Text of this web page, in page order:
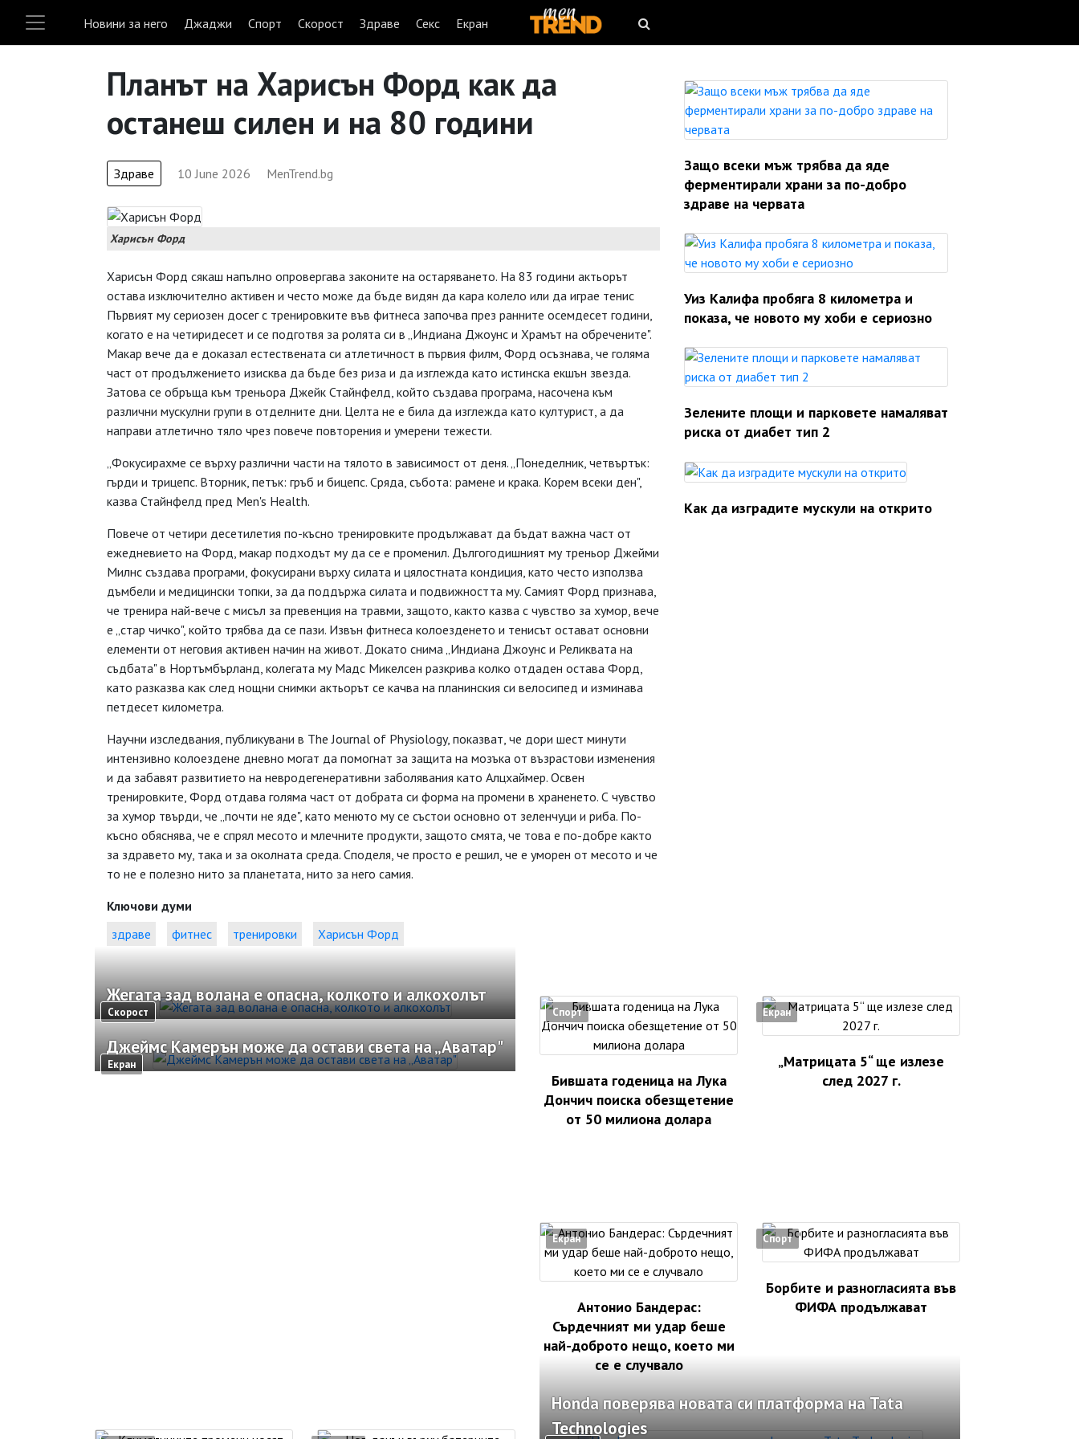
Новини за него Джаджи Спорт Скорост Здраве Секс Екран
Планът на Харисън Форд как да
останеш силен и на 80 години
Здраве 10 June 2026 MenTrend.bg
Харисън Форд
Харисън Форд сякаш напълно опровергава законите на остаряването. На 83 години актьорът
остава изключително активен и често може да бъде видян да кара колело или да играе тенис
Първият му сериозен досег с тренировките във фитнеса започва през ранните осемдесет години,
когато е на четиридесет и се подготвя за ролята си в „Индиана Джоунс и Храмът на обречените".
Макар вече да е доказал естествената си атлетичност в първия филм, Форд осъзнава, че голяма
част от продължението изисква да бъде без риза и да изглежда като истинска екшън звезда.
Затова се обръща към треньора Джейк Стайнфелд, който създава програма, насочена към
различни мускулни групи в отделните дни. Целта не е била да изглежда като културист, а да
направи атлетично тяло чрез повече повторения и умерени тежести.
„Фокусирахме се върху различни части на тялото в зависимост от деня. „Понеделник, четвъртък:
гърди и трицепс. Вторник, петък: гръб и бицепс. Сряда, събота: рамене и крака. Корем всеки ден",
казва Стайнфелд пред Men's Health.
Повече от четири десетилетия по-късно тренировките продължават да бъдат важна част от
ежедневието на Форд, макар подходът му да се е променил. Дългогодишният му треньор Джейми
Милнс създава програми, фокусирани върху силата и цялостната кондиция, като често използва
дъмбели и медицински топки, за да поддържа силата и подвижността му. Самият Форд признава,
че тренира най-вече с мисъл за превенция на травми, защото, както казва с чувство за хумор, вече
е „стар чичко", който трябва да се пази. Извън фитнеса колоезденето и тенисът остават основни
елементи от неговия активен начин на живот. Докато снима „Индиана Джоунс и Реликвата на
съдбата" в Нортъмбърланд, колегата му Мадс Микелсен разкрива колко отдаден остава Форд,
като разказва как след нощни снимки актьорът се качва на планинския си велосипед и изминава
петдесет километра.
Научни изследвания, публикувани в The Journal of Physiology, показват, че дори шест минути
интензивно колоездене дневно могат да помогнат за защита на мозъка от възрастови изменения
и да забавят развитието на невродегенеративни заболявания като Алцхаймер. Освен
тренировките, Форд отдава голяма част от добрата си форма на промени в храненето. С чувство
за хумор твърди, че „почти не яде", като менюто му се състои основно от зеленчуци и риба. По-
късно обяснява, че е спрял месото и млечните продукти, защото смята, че това е по-добре както
за здравето му, така и за околната среда. Споделя, че просто е решил, че е уморен от месото и че
то не е полезно нито за планетата, нито за него самия.
Ключови думи
здраве
фитнес тренировки Харисън Форд
Защо всеки мъж трябва да яде
ферментирали храни за по-добро
здраве на червата
Уиз Калифа пробяга 8 километра и
показа, че новото му хоби е сериозно
Зелените площи и парковете намаляват
риска от диабет тип 2
Как да изградите мускули на открито
Скорост
Жегата зад волана е опасна, колкото и алкохолът
Екран
Джеймс Камерън може да остави света на „Аватар"
Спорт
Бившата годеница на Лука
Дончич поиска обезщетение
от 50 милиона долара
Екран
„Матрицата 5“ ще излезе
след 2027 г.
Екран
Антонио Бандерас:
Сърдечният ми удар беше
най-доброто нещо, което ми
се е случвало
Спорт
Борбите и разногласията във
ФИФА продължават
Honda поверява новата си платформа на Tata
Technologies